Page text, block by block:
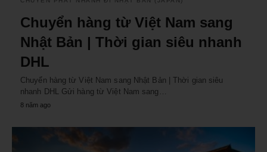
Chuyển hàng từ Việt Nam sang
Nhật Bản | Thời gian siêu nhanh
DHL
Chuyển hàng từ Việt Nam sang Nhật Bản | Thời gian siêu
nhanh DHL Gửi hàng từ Việt Nam sang…
8 năm ago